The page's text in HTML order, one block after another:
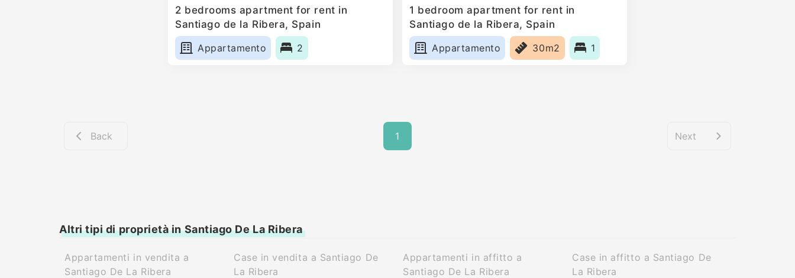
2 bedrooms apartment for rent in
Santiago de la Ribera, Spain
Appartamento
2
1 bedroom apartment for rent in
Santiago de la Ribera, Spain
Appartamento
30m2 1
Back 1 Next
Altri tipi di proprietà in Santiago De La Ribera
Appartamenti in vendita a
Santiago De La Ribera
Case in vendita a Santiago De
La Ribera
Appartamenti in affitto a
Santiago De La Ribera
Case in affitto a Santiago De
La Ribera